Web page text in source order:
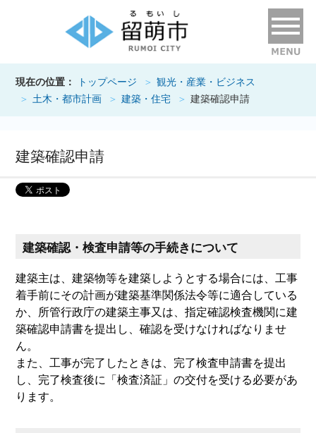
現在の位置： トップページ
観光・産業・ビジネス
土木・都市計画
建築・住宅 建築確認申請
建築確認申請
建築確認・検査申請等の手続きについて
建築主は、建築物等を建築しようとする場合には、工事
着手前にその計画が建築基準関係法令等に適合している
か、所管行政庁の建築主事又は、指定確認検査機関に建
築確認申請書を提出し、確認を受けなければなりませ
ん。
また、工事が完了したときは、完了検査申請書を提出
し、完了検査後に「検査済証」の交付を受ける必要があ
ります。